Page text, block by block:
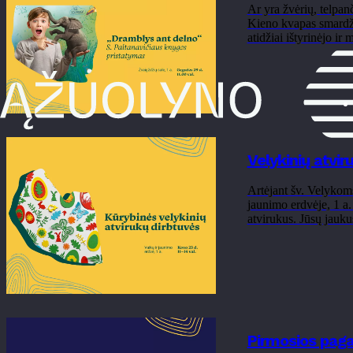
Ar yra žvėrių,
Kieno kvapas
atidžiai ištyrinėjo ir
Velykinių
Artėjant šv.
jaunimo erdvėje, 1
atvirukus. Jūsų
Pirmosios